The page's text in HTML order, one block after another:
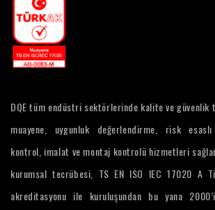
DQE tüm endüstri sektörlerinde kalite ve güvenlik
muayene, uygunluk değerlendirme, risk
kontrol, imalat ve montaj kontrolü hizmetleri
kurumsal tecrübesi, TS EN ISO IEC 17020 A
akreditasyonu ile kuruluşundan bu yana